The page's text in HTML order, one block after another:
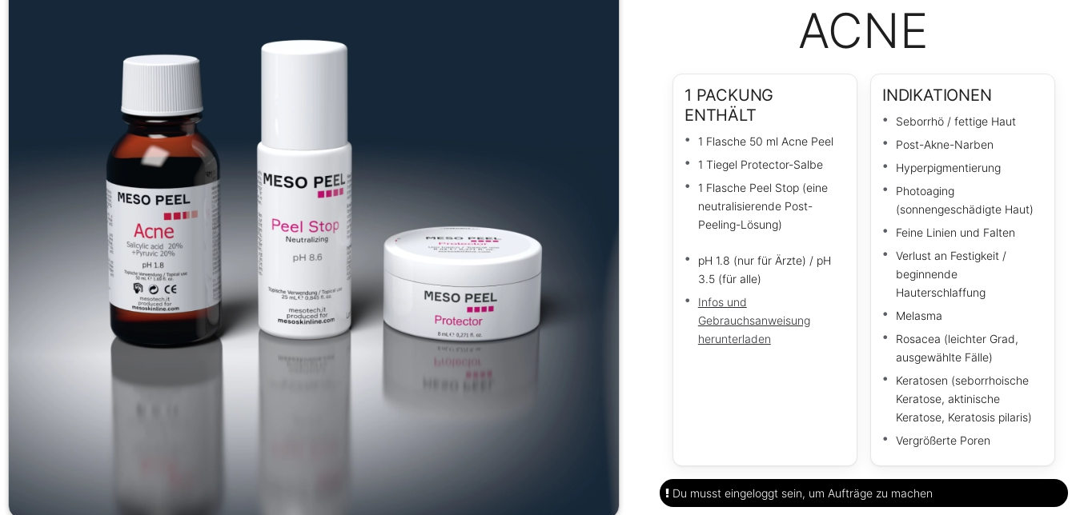
ACNE
1 PACKUNG
ENTHÄLT
1 Flasche 50 ml Acne Peel
1 Tiegel Protector-Salbe
1 Flasche Peel Stop (eine
neutralisierende Post-
Peeling-Lösung)
pH 1.8 (nur für Ärzte) / pH
3.5 (für alle)
Infos und
Gebrauchsanweisung
herunterladen
INDIKATIONEN
Seborrhö / fettige Haut
Post-Akne-Narben
Hyperpigmentierung
Photoaging
(sonnengeschädigte Haut)
Feine Linien und Falten
Verlust an Festigkeit /
beginnende
Hauterschlaffung
Melasma
Rosacea (leichter Grad,
ausgewählte Fälle)
Keratosen (seborrhoische
Keratose, aktinische
Keratose, Keratosis pilaris)
Vergrößerte Poren
Du musst eingeloggt sein, um Aufträge zu machen